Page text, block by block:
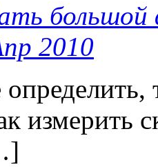
2010
измерить